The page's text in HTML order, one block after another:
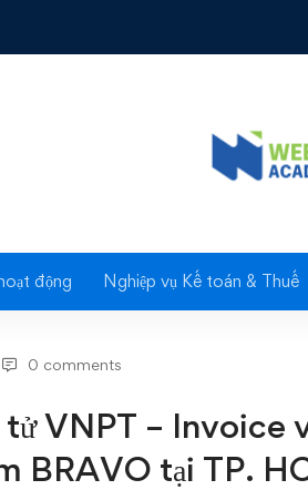
động Nghiệp vụ Kế toán & Thuế
VNPT – Invoice và giải pháp tích
0 comments
VNPT – Invoice
BRAVO tại TP.